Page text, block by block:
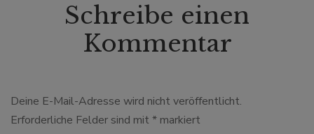
Schreibe einen
Kommentar
Deine E-Mail-Adresse wird nicht veröffentlicht.
Erforderliche Felder sind mit * markiert